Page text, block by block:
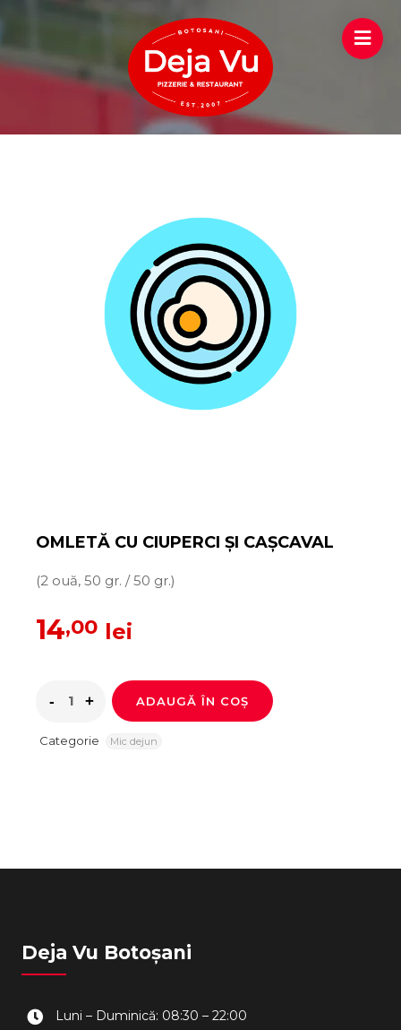
OMLETĂ CU CIUPERCI ȘI CAȘCAVAL
(2 ouă, 50 gr. / 50 gr.)
14,00 lei
ADAUGĂ ÎN COȘ
Categorie Mic dejun
Deja Vu Botoșani
Luni – Duminică: 08:30 – 22:00